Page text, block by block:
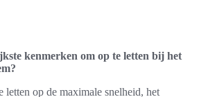
kenmerken om op te letten bij het
letten op de maximale snelheid, het